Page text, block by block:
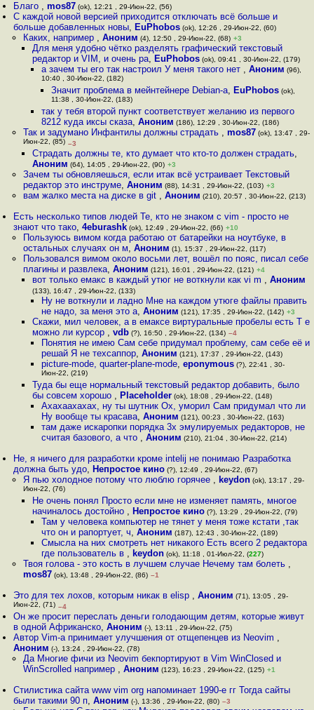
Благо ,mos87 (ok), 12:21 , 29-Июн-22, (56)
С каждой новой версией приходится отключать всё больше и
больше добавленных новы, EuPhobos (ok), 12:26 , 29-Июн-22, (60)
Каких, например , Аноним (4), 12:50 , 29-Июн-22, (68) +3
Для меня удобно чётко разделять графический текстовый
редактор и VIM, и очень ра, EuPhobos(ok), 09:41 , 30-Июн-22, (179)
а зачем ты его так настроил У меня такого нет ,Аноним (96),
10:40 , 30-Июн-22, (182)
Значит проблема в мейнтейнере Debian-а, EuPhobos(ok),
11:38 , 30-Июн-22, (183)
так у тебя второй пункт соответствует желанию из первого
8212 куда иксы сказа,Аноним (186), 12:29 , 30-Июн-22, (186)
Так и задумано Инфантилы должны страдать , mos87(ok), 13:47 , 29-
Июн-22, (85) –3
Страдать должны те, кто думает что кто-то должен страдать,
Аноним (64), 14:05 , 29-Июн-22, (90) +3
Зачем ты обновляешься, если итак всё устраивает Текстовый
редактор это инструме, Аноним (88), 14:31 , 29-Июн-22, (103) +3
вам жалко места на диске в git , Аноним (210), 20:57 , 30-Июн-22, (213)
Есть несколько типов людей Те, кто не знаком с vim - просто не
знают что тако,4eburashk (ok), 12:49 , 29-Июн-22, (66) +10
Пользуюсь вимом когда работаю от батарейки на ноутбуке, в
остальных случаях он м, Аноним (1), 15:37 , 29-Июн-22, (117)
Пользовался вимом около восьми лет, вошёл по пояс, писал себе
плагины и развлека, Аноним (121), 16:01 , 29-Июн-22, (121) +4
вот только емакс в каждый утюг не воткнули как vi m , Аноним
(133), 16:47 , 29-Июн-22, (133)
Ну не воткнули и ладно Мне на каждом утюге файлы править
не надо, за меня это а,Аноним (121), 17:35 , 29-Июн-22, (142) +3
Скажи, мил человек, а в емаксе виртуральные пробелы есть Т е
можно ли курсор , vdb(?), 16:50 , 29-Июн-22, (134) –4
Понятия не имею Сам себе придумал проблему, сам себе её и
решай Я не техсаппор,Аноним (121), 17:37 , 29-Июн-22, (143)
picture-mode, quarter-plane-mode,eponymous (?), 22:41 , 30-
Июн-22, (219)
Туда бы еще нормальный текстовый редактор добавить, было
бы совсем хорошо , Placeholder(ok), 18:08 , 29-Июн-22, (148)
Ахахаахахах, ну ты шутник Ох, уморил Сам придумал что ли
Ну вообще ты красава,Аноним (121), 00:23 , 30-Июн-22, (163)
там даже искаропки порядка 3х эмулируемых редакторов, не
считая базового, а что ,Аноним (210), 21:04 , 30-Июн-22, (214)
Не, я ничего для разработки кроме intelij не понимаю Разработка
должна быть удо, Непростое кино (?), 12:49 , 29-Июн-22, (67)
Я пью холодное потому что люблю горячее , keydon(ok), 13:17 , 29-
Июн-22, (76)
Не очень понял Просто если мне не изменяет память, многое
начиналось достойно , Непростое кино(?), 13:29 , 29-Июн-22, (79)
Там у человека компьютер не тянет у меня тоже кстати ,так
что он и рапортует, ч,Аноним (187), 12:43 , 30-Июн-22, (189)
Смысла на них смотреть нет никакого Есть всего 2 редактора
где пользователь в , keydon (ok), 11:18 , 01-Июл-22, (227)
Твоя голова - это кость в лучшем случае Нечему там болеть ,
mos87(ok), 13:48 , 29-Июн-22, (86) –1
Это для тех лохов, которым никак в elisp ,Аноним (71), 13:05 , 29-
Июн-22, (71) –4
Он же просит переслать деньги голодающим детям, которые живут
в одной Африканско,Аноним (-), 13:11 , 29-Июн-22, (75)
Автор Vim-а принимает улучшения от отщепенцев из Neovim ,
Аноним (-), 13:24 , 29-Июн-22, (78)
Да Многие фичи из Neovim бекпортируют в Vim WinClosed и
WinScrolled например , Аноним (123), 16:23 , 29-Июн-22, (125) +1
Стилистика сайта www vim org напоминает 1990-е гг Тогда сайты
были такими 90 п,Аноним (-), 13:36 , 29-Июн-22, (80) –3